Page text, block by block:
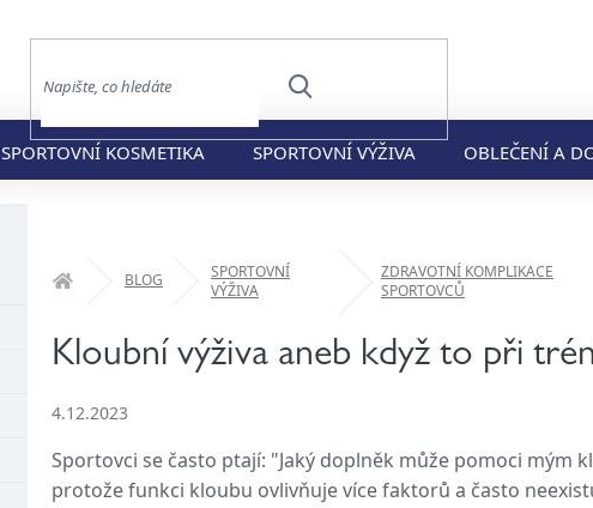
HLEDAT
SPORTOVNÍ KOSMETIKA SPORTOVNÍ VÝŽIVA OBLEČENÍ A
Domů BLOG
SPORTOVNÍ
VÝŽIVA
ZDRAVOTNÍ KOMPLIKACE
SPORTOVCŮ
Kloubní výživa aneb když to při
4.12.2023
Sportovci se často ptají: "Jaký doplněk může pomoci mým
protože funkci kloubu ovlivňuje více faktorů a často